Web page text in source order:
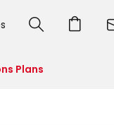
Plans